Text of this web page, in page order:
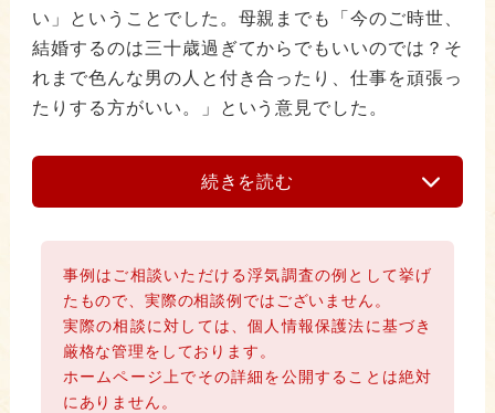
い」ということでした。母親までも「今のご時世、
結婚するのは三十歳過ぎてからでもいいのでは？そ
れまで色んな男の人と付き合ったり、仕事を頑張っ
たりする方がいい。」という意見でした。
続きを読む
事例はご相談いただける浮気調査の例として挙げ
たもので、実際の相談例ではございません。
実際の相談に対しては、個人情報保護法に基づき
厳格な管理をしております。
ホームページ上でその詳細を公開することは絶対
にありません。